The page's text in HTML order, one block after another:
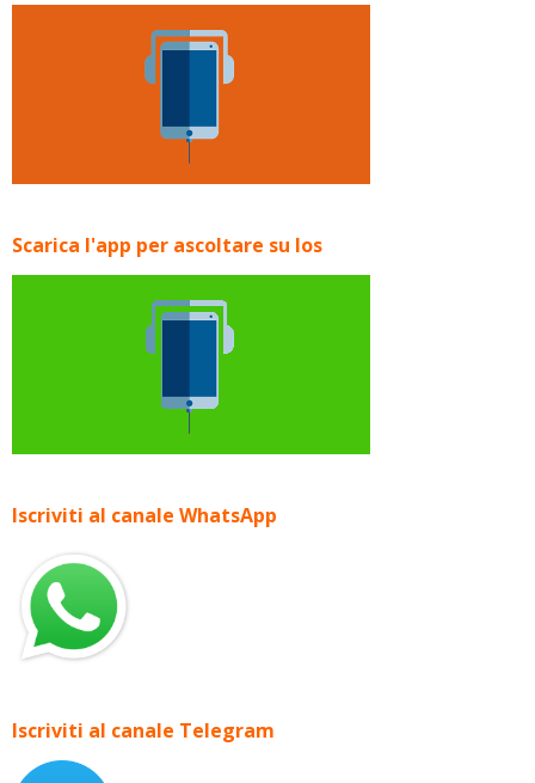
Scarica l'app per ascoltare su Ios
Iscriviti al canale WhatsApp
Iscriviti al canale Telegram